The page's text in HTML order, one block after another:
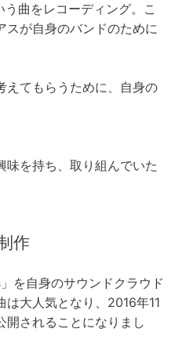
曲をレコーディング。こ
スが自身のバンドのために
えてもらうために、自身の
味を持ち、取り組んでいた
作
を自身のサウンドクラウド
大人気となり、2016年11
開されることになりまし